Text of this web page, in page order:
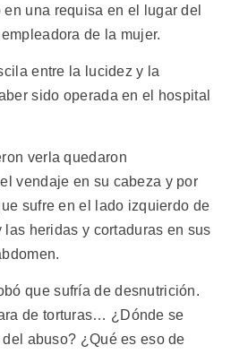
una requisa en el lugar del
de la mujer.
entre la lucidez y la
sido operada en el hospital
verla quedaron
vendaje en su cabeza y por
sufre en el lado izquierdo de
las heridas y cortaduras en sus
que sufría de desnutrición.
de torturas… ¿Dónde se
abuso? ¿Qué es eso de